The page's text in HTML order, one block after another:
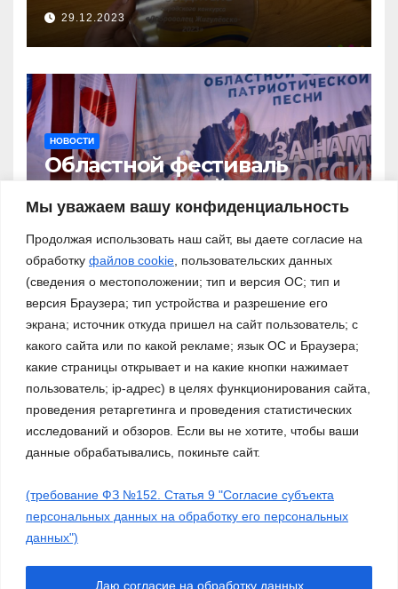
Мы уважаем вашу конфиденциальность
Продолжая использовать наш сайт, вы даете согласие на
обработку файлов cookie , пользовательских данных
(сведения о местоположении; тип и версия ОС; тип и
версия Браузера; тип устройства и разрешение его
экрана; источник откуда пришел на сайт пользователь; с
какого сайта или по какой рекламе; язык ОС и Браузера;
какие страницы открывает и на какие кнопки нажимает
пользователь; ip-адрес) в целях функционирования сайта,
проведения ретаргетинга и проведения статистических
исследований и обзоров. Если вы не хотите, чтобы ваши
данные обрабатывались, покиньте сайт.
(требование ФЗ №152. Статья 9 "Согласие субъекта
персональных данных на обработку его персональных
данных")
Даю согласие на обработку данных
29.12.2023
НОВОСТИ
Областной фестиваль
патриотической песни «За
нами – Россия!»
Сайт работает на WordPress|Тема: Newsup, авторThemeansar
Молодежные объединения Нормативные документы